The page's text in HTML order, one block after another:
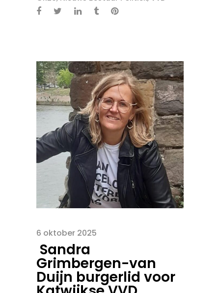
6 oktober 2025
Sandra
Grimbergen-van
Duijn burgerlid voor